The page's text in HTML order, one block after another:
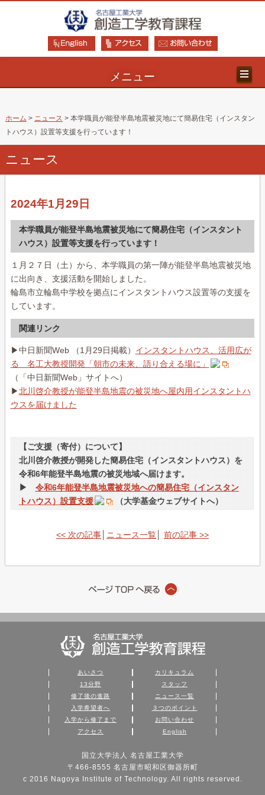
メニュー
ホーム > ニュース > 本学職員が能登半島地震被災地にて簡易住宅（インスタン
トハウス）設置等支援を行っています！
ニュース
2024年1月29日
本学職員が能登半島地震被災地にて簡易住宅（インスタント
ハウス）設置等支援を行っています！
１月２７日（土）から、本学職員の第一陣が能登半島地震被災地
に出向き、支援活動を開始しました。
輪島市立輪島中学校を拠点にインスタントハウス設置等の支援を
しています。
関連リンク
▶中日新聞Web （1月29日掲載） インスタントハウス、活用広が
る 名工大教授開発「朝市の未来、語り合える場に」
（「中日新聞Web」サイトへ）
▶北川啓介教授が能登半島地震の被災地へ屋内用インスタントハ
ウスを届けました
【ご支援（寄付）について】
北川啓介教授が開発した簡易住宅（インスタントハウス）を
令和6年能登半島地震の被災地域へ届けます。
▶令和6年能登半島地震被災地への簡易住宅（インスタン
トハウス）設置支援
（大学基金ウェブサイトへ）
<< 次の記事│ ニュース一覧│ 前の記事 >>
あいさつ
カリキュラム
13分野
スタッフ
修了後の進路
ニュース一覧
入学希望者へ
３つのポイント
入学から修了まで
お問い合わせ
アクセス
English
国立大学法人 名古屋工業大学
〒466-8555 名古屋市昭和区御器所町
c 2016 Nagoya Institute of Technology. All rights reserved.